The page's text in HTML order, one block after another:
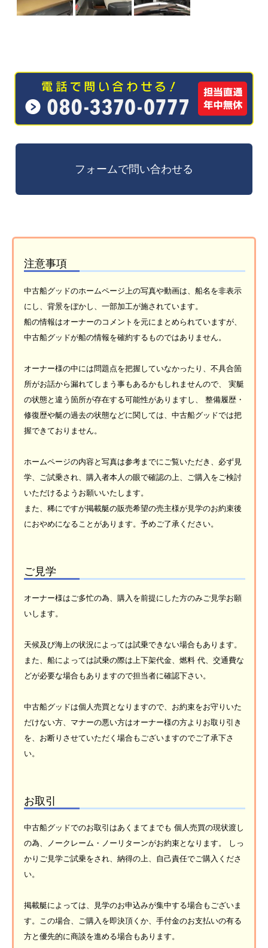
注意事項
中古船グッドのホームページ上の写真や動画は、船名を非表示
にし、背景をぼかし、一部加工が施されています。
船の情報はオーナーのコメントを元にまとめられていますが、
中古船グッドが船の情報を確約するものではありません。
オーナー様の中には問題点を把握していなかったり、不具合箇
所がお話から漏れてしまう事もあるかもしれませんので、 実艇
の状態と違う箇所が存在する可能性がありますし、 整備履歴・
修復歴や艇の過去の状態などに関しては、中古船グッドでは把
握できておりません。
ホームページの内容と写真は参考までにご覧いただき、必ず見
学、ご試乗され、購入者本人の眼で確認の上、ご購入をご検討
いただけるようお願いいたします。
また、稀にですが掲載艇の販売希望の売主様が見学のお約束後
におやめになることがあります。予めご了承ください。
ご見学
オーナー様はご多忙の為、購入を前提にした方のみご見学お願
いします。
天候及び海上の状況によっては試乗できない場合もあります。
また、船によっては試乗の際は上下架代金、燃料 代、交通費な
どが必要な場合もありますので担当者に確認下さい。
中古船グッドは個人売買となりますので、お約束をお守りいた
だけない方、マナーの悪い方はオーナー様の方よりお取り引き
を、お断りさせていただく場合もございますのでご了承下さ
い。
お取引
中古船グッドでのお取引はあくまてまでも 個人売買の現状渡し
の為、ノークレーム・ノーリターンがお約束となります。 しっ
かりご見学ご試乗をされ、納得の上、自己責任でご購入くださ
い。
掲載艇によっては、見学のお申込みが集中する場合もございま
す。この場合、ご購入を即決頂くか、手付金のお支払いの有る
方と優先的に商談を進める場合もあります。